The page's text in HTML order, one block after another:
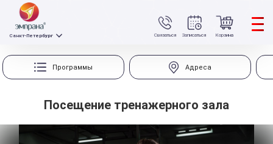
Связаться
Санкт-Петербург Записаться Корзина
Программы Адреса
Посещение тренажерного зала